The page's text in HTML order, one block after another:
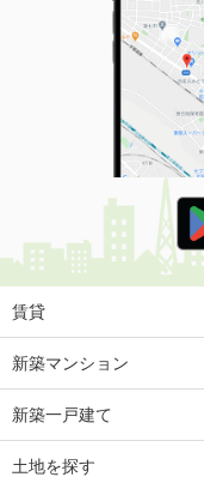
賃貸
新築マンション
新築一戸建て
土地を探す